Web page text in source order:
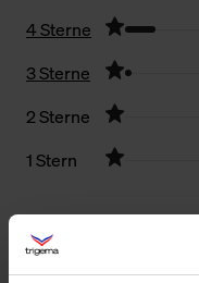
4 Sterne
3 Sterne
2 Sterne
1 Stern